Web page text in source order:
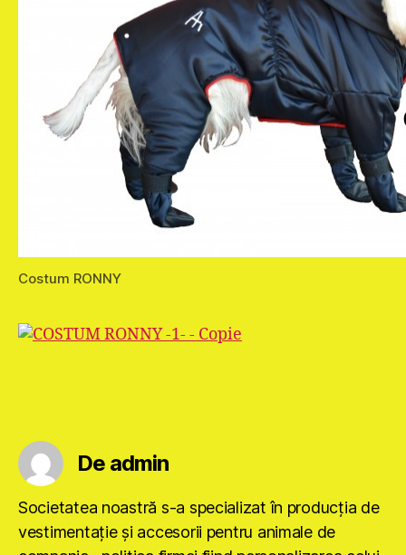
Costum RONNY
De admin
Societatea noastră s-a specializat în producţia de
vestimentaţie şi accesorii pentru animale de